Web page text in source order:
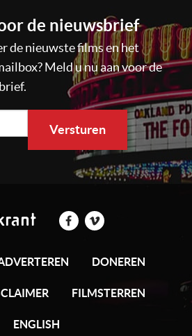
de nieuwsbrief
de nieuwste films en het
Meld u nu aan voor de
DONEREN
FILMSTERREN
ENGLISH